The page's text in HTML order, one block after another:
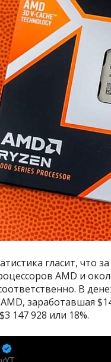
гласит, что
AMD и
В
заработавшая
147 928 или 18%.